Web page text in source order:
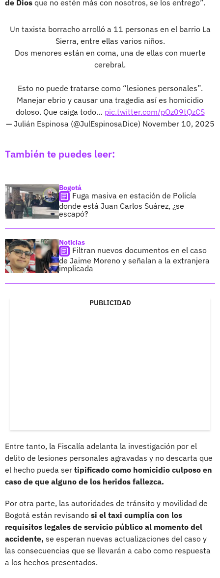
de Dios que no estén más con nosotros, se los entrego”.
Un taxista borracho arrolló a 11 personas en el barrio La
Sierra, entre ellas varios niños.
Dos menores están en coma, una de ellas con muerte
cerebral.
Esto no puede tratarse como “lesiones personales”.
Manejar ebrio y causar una tragedia así es homicidio
doloso. Que caiga todo… pic.twitter.com/pOz09tQzCS
— Julián Espinosa (@JulEspinosaDice) November 10, 2025
También te puedes leer:
Bogotá
Fuga masiva en estación de Policía
donde está Juan Carlos Suárez, ¿se
escapó?
Noticias
Filtran nuevos documentos en el caso
de Jaime Moreno y señalan a la extranjera
implicada
PUBLICIDAD
Entre tanto, la Fiscalía adelanta la investigación por el
delito de lesiones personales agravadas y no descarta que
el hecho pueda ser tipificado como homicidio culposo en
caso de que alguno de los heridos fallezca.
Por otra parte, las autoridades de tránsito y movilidad de
Bogotá están revisando si el taxi cumplía con los
requisitos legales de servicio público al momento del
accidente, se esperan nuevas actualizaciones del caso y
las consecuencias que se llevarán a cabo como respuesta
a los hechos presentados.